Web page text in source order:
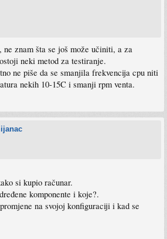
ne znam šta se još može učiniti, a za
neki metod za testiranje.
ne piše da se smanjila frekvencija cpu niti
nekih 10-15C i smanji rpm venta.
si kupio računar.
komponente i koje?.
na svojoj konfiguraciji i kad se